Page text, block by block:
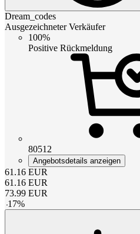
Dream_codes
Ausgezeichneter Verkäufer
100%
Positive Rückmeldung
80512
Angebotsdetails anzeigen
61.16 EUR
61.16 EUR
73.99 EUR
-17%